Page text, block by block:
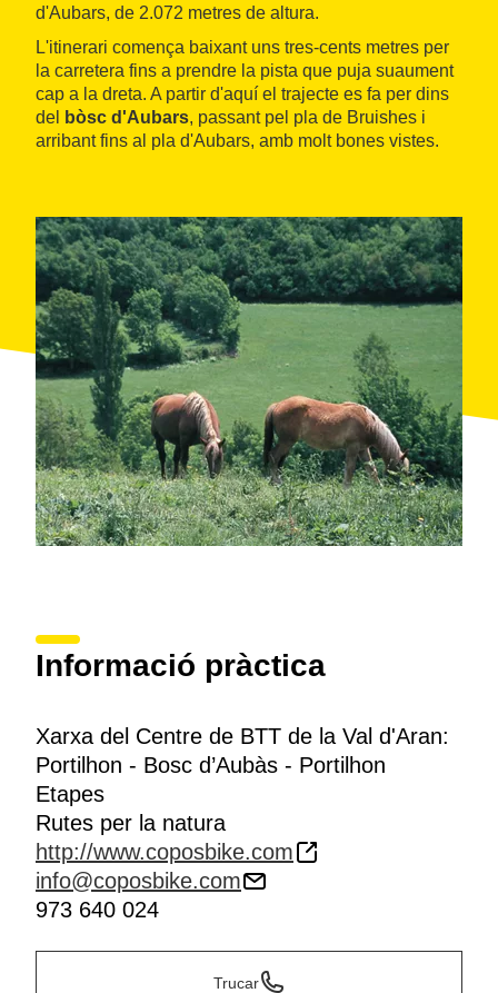
d'Aubars, de 2.072 metres de altura.
L'itinerari comença baixant uns tres-cents metres per
la carretera fins a prendre la pista que puja suaument
cap a la dreta. A partir d'aquí el trajecte es fa per dins
del
bòsc d'Aubars, passant pel pla de Bruishes i
arribant fins al pla d'Aubars, amb molt bones vistes.
Informació pràctica
Xarxa del Centre de BTT de la Val d'Aran:
Portilhon - Bosc d’Aubàs - Portilhon
Etapes
Rutes per la natura
http://www.coposbike.com
info@coposbike.com
973 640 024
Trucar